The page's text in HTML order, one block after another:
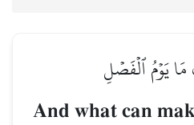
يَوۡمُ ٱلۡفَصۡلِ
And what can